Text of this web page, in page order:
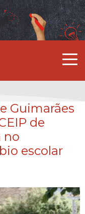
Guimarães
de
no
escolar